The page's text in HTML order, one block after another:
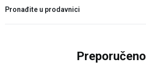
Pronađite u prodavnici
Preporučeno